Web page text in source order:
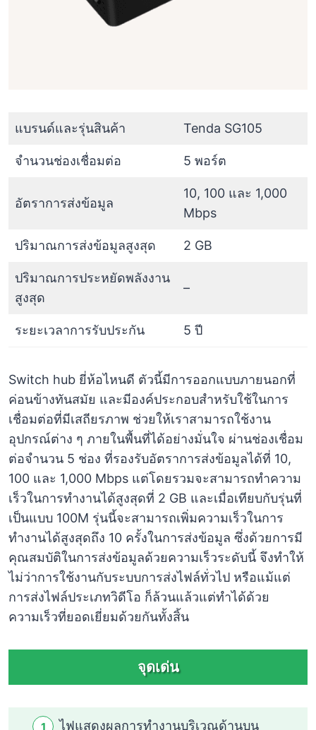
แบรนด์และรุ่นสินค้า Tenda SG105
จำนวนช่องเชื่อมต่อ 5 พอร์ต
อัตราการส่งข้อมูล
10, 100 และ 1,000
Mbps
ปริมาณการส่งข้อมูลสูงสุด 2 GB
ปริมาณการประหยัดพลังงาน
สูงสุด
–
ระยะเวลาการรับประกัน 5 ปี
Switch hub ยี่ห้อไหนดี ตัวนี้มีการออกแบบภายนอกที่
ค่อนข้างทันสมัย และมีองค์ประกอบสำหรับใช้ในการ
เชื่อมต่อที่มีเสถียรภาพ ช่วยให้เราสามารถใช้งาน
อุปกรณ์ต่าง ๆ ภายในพื้นที่ได้อย่างมั่นใจ ผ่านช่องเชื่อม
ต่อจำนวน 5 ช่อง ที่รองรับอัตราการส่งข้อมูลได้ที่ 10,
100 และ 1,000 Mbps แต่โดยรวมจะสามารถทำความ
เร็วในการทำงานได้สูงสุดที่ 2 GB และเมื่อเทียบกับรุ่นที่
เป็นแบบ 100M รุ่นนี้จะสามารถเพิ่มความเร็วในการ
ทำงานได้สูงสุดถึง 10 ครั้งในการส่งข้อมูล ซึ่งด้วยการมี
คุณสมบัติในการส่งข้อมูลด้วยความเร็วระดับนี้ จึงทำให้
ไม่ว่าการใช้งานกับระบบการส่งไฟล์ทั่วไป หรือแม้แต่
การส่งไฟล์ประเภทวิดีโอ ก็ล้วนแล้วแต่ทำได้ด้วย
ความเร็วที่ยอดเยี่ยมด้วยกันทั้งสิ้น
จุดเด่น
ไฟแสดงผลการทำงานบริเวณด้านบน